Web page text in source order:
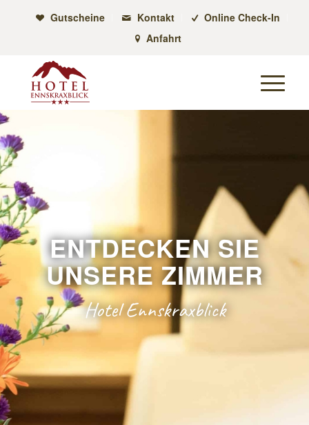
Gutscheine Kontakt
Online Check-In
Anfahrt
ENTDECKEN SIE
UNSERE ZIMMER
Hotel Ennskraxblick